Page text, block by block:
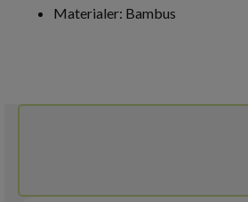
Materialer: Bambus